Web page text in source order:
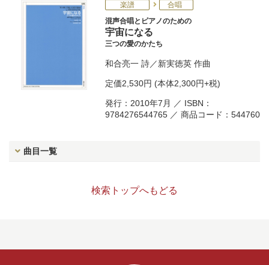
楽譜
合唱
混声合唱とピアノのための
宇宙になる
三つの愛のかたち
和合亮一 詩／新実徳英 作曲
定価2,530円 (本体2,300円+税)
発行：2010年7月 ／ ISBN：
9784276544765 ／ 商品コード：544760
曲目一覧
検索トップへもどる